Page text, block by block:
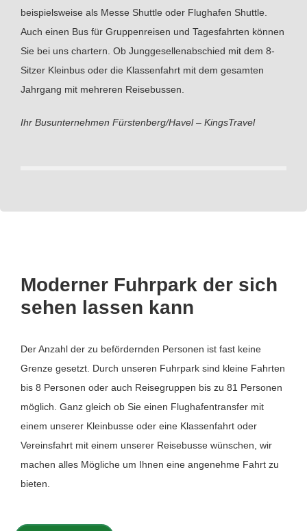
beispielsweise als Messe Shuttle oder Flughafen Shuttle.
Auch einen Bus für Gruppenreisen und Tagesfahrten können
Sie bei uns chartern. Ob Junggesellenabschied mit dem 8-
Sitzer Kleinbus oder die Klassenfahrt mit dem gesamten
Jahrgang mit mehreren Reisebussen.
Ihr Busunternehmen Fürstenberg/Havel – KingsTravel
Moderner Fuhrpark der sich
sehen lassen kann
Der Anzahl der zu befördernden Personen ist fast keine
Grenze gesetzt. Durch unseren Fuhrpark sind kleine Fahrten
bis 8 Personen oder auch Reisegruppen bis zu 81 Personen
möglich. Ganz gleich ob Sie einen Flughafentransfer mit
einem unserer Kleinbusse oder eine Klassenfahrt oder
Vereinsfahrt mit einem unserer Reisebusse wünschen, wir
machen alles Mögliche um Ihnen eine angenehme Fahrt zu
bieten.